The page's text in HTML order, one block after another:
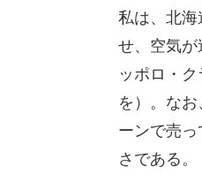
私は、北
せ、空気
ッポロ・
を）。な
ーンで売
さである。